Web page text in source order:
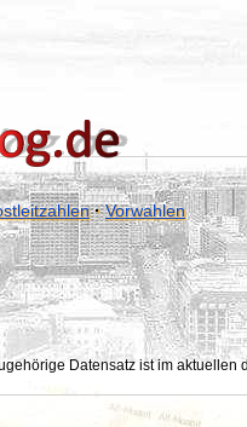
·Vorwahlen
Datensatz ist im